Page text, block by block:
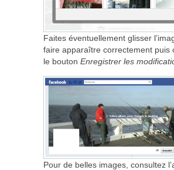
Faites éventuellement glisser
faire apparaître correctement puis
le bouton Enregistrer les
Pour de belles images, consultez